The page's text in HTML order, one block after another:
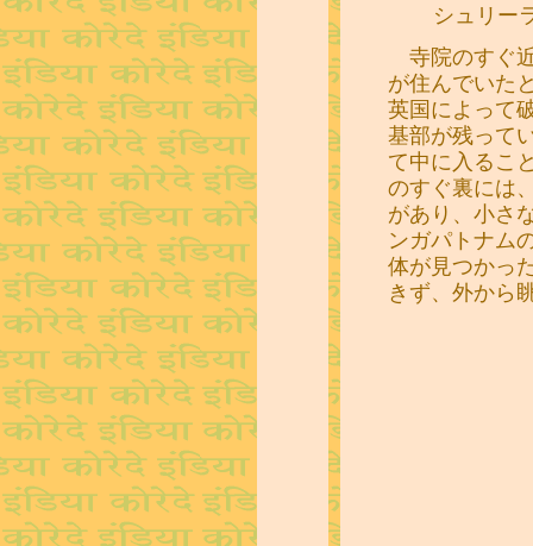
シュリー
寺院のすぐ
が住んでいた
英国によって
基部が残って
て中に入るこ
のすぐ裏には
があり、小さ
ンガパトナム
体が見つかっ
きず、外から